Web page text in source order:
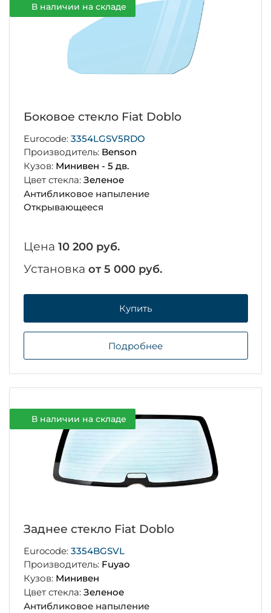
В наличии на складе
Боковое стекло Fiat Doblo
Eurocode: 3354LGSV5RDO
Производитель: Benson
Кузов: Минивен - 5 дв.
Цвет стекла: Зеленое
Антибликовое напыление
Открывающееся
Цена 10 200 руб.
Установка от 5 000 руб.
Купить
Подробнее
В наличии на складе
Заднее стекло Fiat Doblo
Eurocode: 3354BGSVL
Производитель: Fuyao
Кузов: Минивен
Цвет стекла: Зеленое
Антибликовое напыление